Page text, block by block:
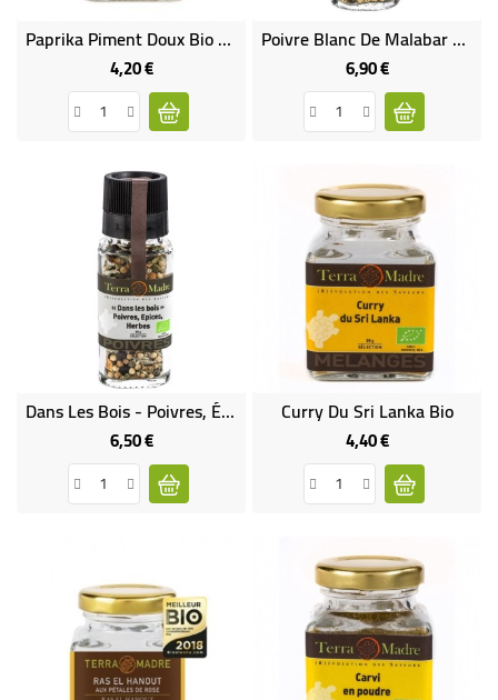
Paprika Piment Doux Bio En Poudre
4,20 €Prix
Poivre Blanc De Malabar En GRAINS Bio
6,90 €Prix
Dans Les Bois - Poivres, Épices & Herbes Bio
6,50 €Prix
Curry Du Sri Lanka Bio
4,40 €Prix